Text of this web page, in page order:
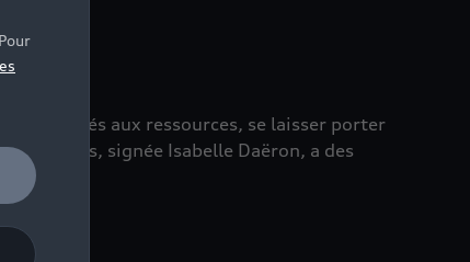
reliés aux ressources, se laisser porter
talents, signée Isabelle Daëron, a des